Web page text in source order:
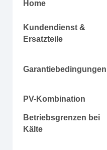
Home
Kundendienst &
Ersatzteile
Garantiebedingungen
PV-Kombination
Betriebsgrenzen bei
Kälte